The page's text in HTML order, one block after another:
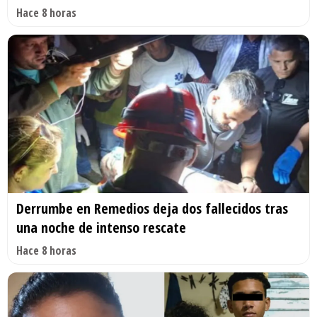
Hace 8 horas
Derrumbe en Remedios deja dos fallecidos tras
una noche de intenso rescate
Hace 8 horas